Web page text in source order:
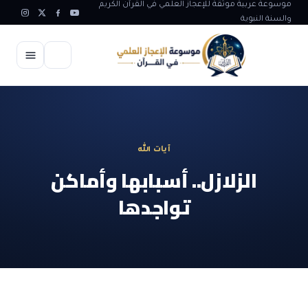
موسوعة عربية موثقة للإعجاز العلمي في القرآن الكريم
والسنة النبوية
الاعجاز الغيبي في القرآن
الاعجاز في علوم الفلك والفضاء
الاعجاز البياني و اللغوي في القرآن
آيات الله
الزلازل.. أسبابها وأماكن
تواجدها